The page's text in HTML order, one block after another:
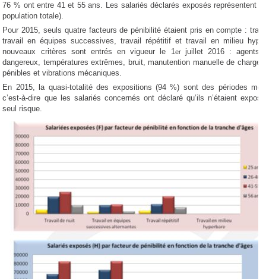
76 % ont entre 41 et 55 ans. Les salariés déclarés exposés représentent
population totale).
Pour 2015, seuls quatre facteurs de pénibilité étaient pris en compte :
travail en équipes successives, travail répétitif et travail en milieu
nouveaux critères sont entrés en vigueur le 1er juillet 2016 : agents
dangereux, températures extrêmes, bruit, manutention manuelle de
pénibles et vibrations mécaniques.
En 2015, la quasi-totalité des expositions (94 %) sont des périodes
c’est-à-dire que les salariés concernés ont déclaré qu’ils n’étaient
seul risque.